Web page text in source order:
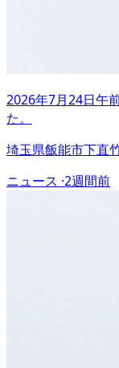
2026年7月24日午
た。
埼玉県飯能市下直
ニュース ·2週間前